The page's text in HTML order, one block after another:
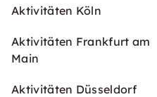
Aktivitäten Köln
Aktivitäten Frankfurt am
Main
Aktivitäten Düsseldorf